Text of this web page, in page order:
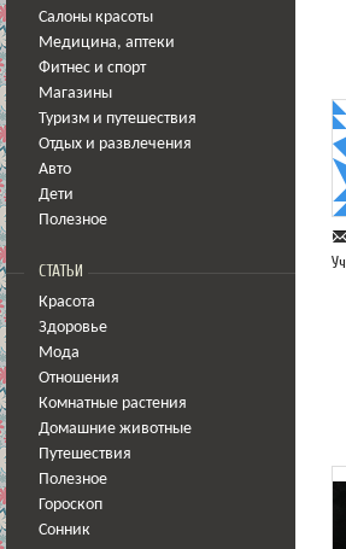
Салоны красоты
Медицина, аптеки
Фитнес и спорт
Магазины
Туризм и путешествия
Отдых и развлечения
Авто
Дети
Полезное
СТАТЬИ
Красота
Здоровье
Мода
Отношения
Комнатные растения
Домашние животные
Путешествия
Полезное
Гороскоп
Сонник